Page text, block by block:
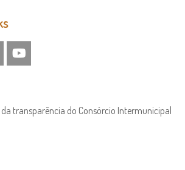
transparência do Consórcio Intermunicipal